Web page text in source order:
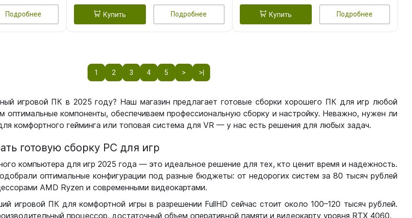
Подробнее Купить Подробнее Купить Подробнее
1 2 3 4 5 > >|
игровой ПК в 2025 году? Наш магазин предлагает готовые сборки хорошего ПК для игр любой
компоненты, обеспечиваем профессиональную сборку и настройку. Неважно, нужен ли
комфортного гейминга или топовая система для VR — у нас есть решения для любых задач.
готовую сборку РС для игр
компьютера для игр 2025 года — это идеальное решение для тех, кто ценит время и надежность.
оптимальные конфигурации под разные бюджеты: от недорогих систем за 80 тысяч рублей
AMD Ryzen и современными видеокартами.
игровой ПК для комфортной игры в разрешении FullHD сейчас стоит около 100–120 тысяч рублей.
процессор, достаточный объем оперативной памяти и видеокарту уровня RTX 4060.